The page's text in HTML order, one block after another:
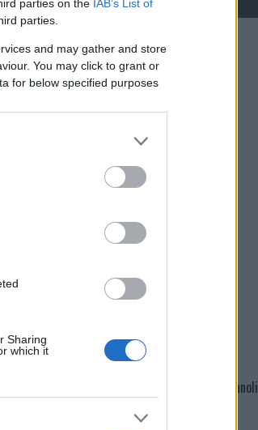
parties on the IAB’s List of
parties.
and may gather and store
You may click to grant or
for below specified purposes
Sharing
which it
Ha
Ogni
il
Bruno Fadda
I nostri cari
Pasquale Ragnedda
Giuseppe Orlando Vanoli